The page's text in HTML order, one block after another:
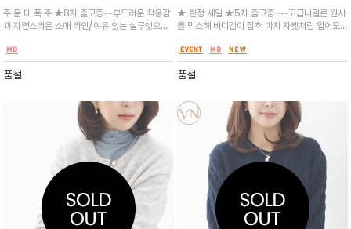
카 스탠카라넥~~~포멀하면서도 캐주얼
한 자켓형 가디건
주.문.대.폭.주 ★8차 출고중~~부드러운 착용감
과 자연스러운 소매 라인/여유 있는 실루엣으로
난 보온성^^무조건 입으셔요~맨살에 닿아도 따
가움 없습니다~왠만한 코트보다 따뜻해요^^
품절
한 무드 / 디자인적인 요소 암홀 라인에
래그런 실루엣으로 활동성과 체형을 보
완에 효과적/더블라인이라 팬츠나 스커
트와 입으시면 너무 멋져요
★ 한정 세일 ★5차 출고중~~~고급나일론 원사
를 믹스해 바디감이 잡혀 마치 자켓처럼 입어도
어 여성스럽고 단아하게 ~겨울까지 코트안에 스
커트나 팬츠와 앙상블 느낌으로 연출해보세요
^^
품절